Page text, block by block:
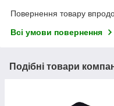
Повернення товару
Всі умови повернення
Подібні товари